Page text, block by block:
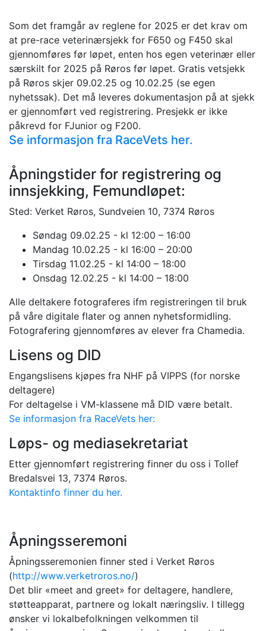
Som det framgår av reglene for 2025 er det krav om
at pre-race veterinærsjekk for F650 og F450 skal
gjennomføres før løpet, enten hos egen veterinær eller
særskilt for 2025 på Røros før løpet. Gratis vetsjekk
på Røros skjer 09.02.25 og 10.02.25 (se egen
nyhetssak). Det må leveres dokumentasjon på at sjekk
er gjennomført ved registrering. Presjekk er ikke
påkrevd for FJunior og F200.
Se informasjon fra RaceVets her.
Åpningstider for registrering og
innsjekking, Femundløpet:
Sted: Verket Røros, Sundveien 10, 7374 Røros
Søndag 09.02.25 - kl 12:00 – 16:00
Mandag 10.02.25 - kl 16:00 – 20:00
Tirsdag 11.02.25 - kl 14:00 – 18:00
Onsdag 12.02.25 - kl 14:00 – 18:00
Alle deltakere fotograferes ifm registreringen til bruk
på våre digitale flater og annen nyhetsformidling.
Fotografering gjennomføres av elever fra Chamedia.
Lisens og DID
Engangslisens kjøpes fra NHF på VIPPS (for norske
deltagere)
For deltagelse i VM-klassene må DID være betalt.
Se informasjon fra RaceVets her:
Løps- og mediasekretariat
Etter gjennomført registrering finner du oss i Tollef
Bredalsvei 13, 7374 Røros.
Kontaktinfo finner du her.
Åpningsseremoni
Åpningsseremonien finner sted i Verket Røros
(http://www.verketroros.no/)
Det blir «meet and greet» for deltagere, handlere,
støtteapparat, partnere og lokalt næringsliv. I tillegg
ønsker vi lokalbefolkningen velkommen til